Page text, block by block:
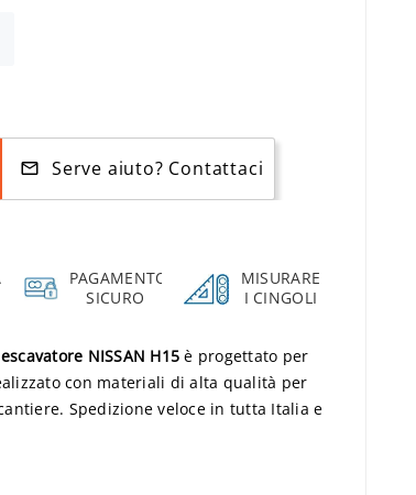
mail_outline Serve aiuto? Contattaci
PAGAMENTO
SICURO
MISURARE
I CINGOLI
NISSAN H15 è progettato per
con materiali di alta qualità per
Spedizione veloce in tutta Italia e